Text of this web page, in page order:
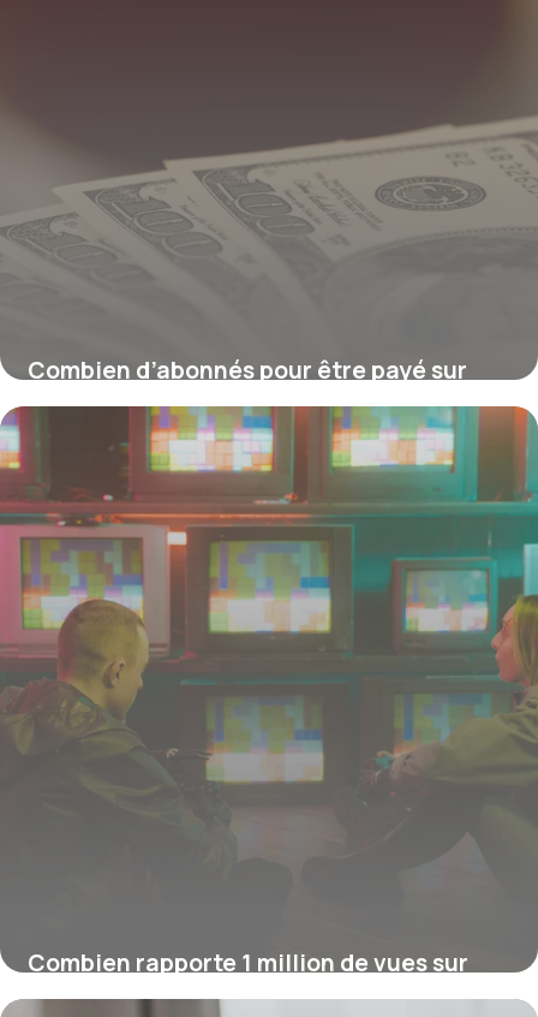
Combien d’abonnés pour être payé sur
TikTok ?
16 juillet 2026
Combien rapporte 1 million de vues sur
YouTube ?